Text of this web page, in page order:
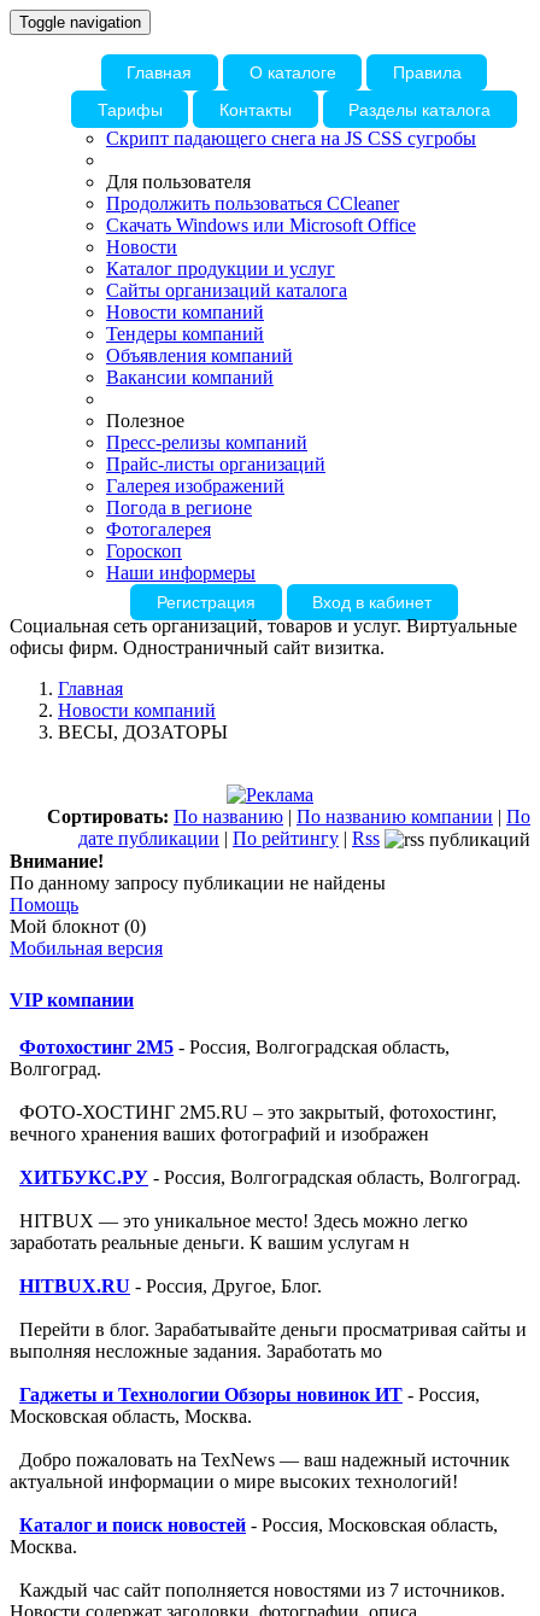
Toggle navigation
Главная О каталоге
Правила
Тарифы
Контакты Разделы каталога
Скрипт падающего снега на JS CSS сугробы
Для пользователя
Продолжить пользоваться CCleaner
Скачать Windows или Microsoft Office
Новости
Каталог продукции и услуг
Сайты организаций каталога
Новости компаний
Тендеры компаний
Объявления компаний
Вакансии компаний
Полезное
Пресс-релизы компаний
Прайс-листы организаций
Галерея изображений
Погода в регионе
Фотогалерея
Гороскоп
Наши информеры
Регистрация Вход в кабинет
Социальная сеть организаций, товаров и услуг. Виртуальные
офисы фирм. Одностраничный сайт визитка.
Главная
Новости компаний
ВЕСЫ, ДОЗАТОРЫ
Сортировать: По названию | По названию компании | По
дате публикации | По рейтингу | Rss
Внимание!
По данному запросу публикации не найдены
Помощь
Мой блокнот (0)
Мобильная версия
VIP компании
Фотохостинг 2M5 - Россия, Волгоградская область,
Волгоград.
ФОТО-ХОСТИНГ 2M5.RU – это закрытый, фотохостинг,
вечного хранения ваших фотографий и изображен
ХИТБУКС.РУ - Россия, Волгоградская область, Волгоград.
HITBUX — это уникальное место! Здесь можно легко
заработать реальные деньги. К вашим услугам н
HITBUX.RU - Россия, Другое, Блог.
Перейти в блог. Зарабатывайте деньги просматривая сайты и
выполняя несложные задания. Заработать мо
Гаджеты и Технологии Обзоры новинок ИТ - Россия,
Московская область, Москва.
Добро пожаловать на TexNews — ваш надежный источник
актуальной информации о мире высоких технологий!
Каталог и поиск новостей - Россия, Московская область,
Москва.
Каждый час сайт пополняется новостями из 7 источников.
Новости содержат заголовки, фотографии, описа